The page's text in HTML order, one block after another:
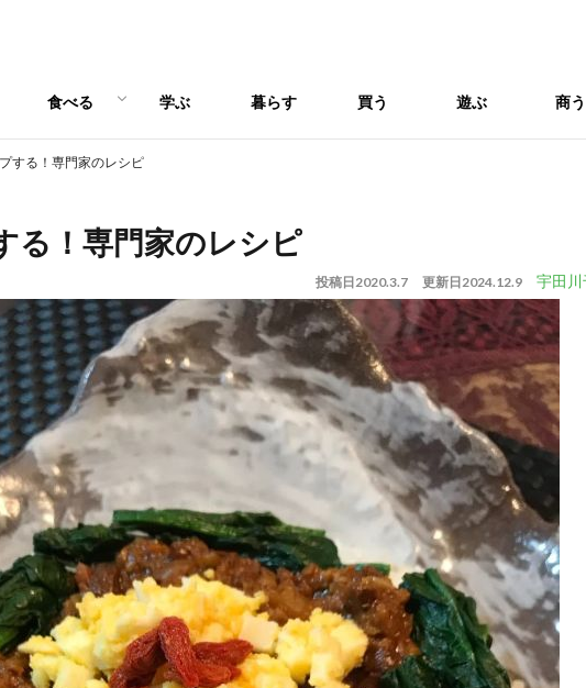
食べる
パン
スイーツ
ランチ
カフェ
学ぶ 暮らす 買う 遊ぶ 商う
する！専門家のレシピ
る！専門家のレシピ
投稿日2020.3.7 更新日2024.12.9 宇田